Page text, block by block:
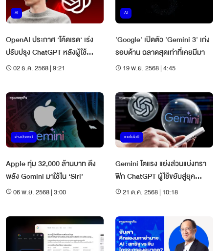
AI
OpenAI ประกาศ ‘โค้ดเรด’ เร่ง
ปรับปรุง ChatGPT หลังผู้ใช้
Gemini ทะลุ 650 ล้านราย
02 ธ.ค. 2568 | 9:21
AI
'Google' เปิดตัว 'Gemini 3' เก่ง
รอบด้าน ฉลาดสุดเท่าที่เคยมีมา
19 พ.ย. 2568 | 4:45
ต่างประเทศ
Apple ทุ่ม 32,000 ล้านบาท ดึง
พลัง Gemini มาใช้ใน ‘Siri’
06 พ.ย. 2568 | 3:00
เทคโนโลยี
Gemini โตแรง แย่งส่วนแบ่งทรา
ฟิก ChatGPT ผู้ใช้ขยับสู่ยุค
‘สร้าง-แชร์ด้วยเอไอ’
21 ต.ค. 2568 | 10:18